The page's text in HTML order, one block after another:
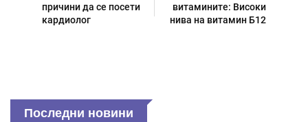
причини да се посети
кардиолог
витамините: Високи
нива на витамин Б12
Последни новини